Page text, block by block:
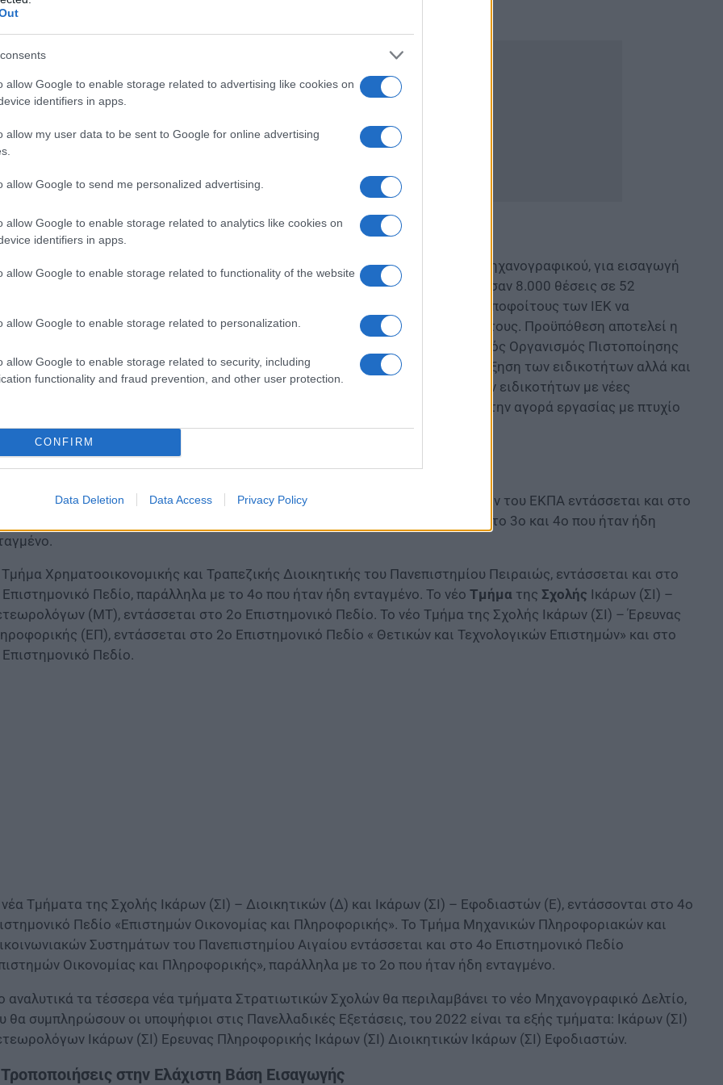
allow Google to enable storage related to advertising like cookies on
identifiers in apps.
allow my user data to be sent to Google for online advertising
allow Google to send me personalized advertising.
allow Google to enable storage related to analytics like cookies on
identifiers in apps.
allow Google to enable storage related to functionality of the website
allow Google to enable storage related to personalization.
allow Google to enable storage related to security, including
functionality and fraud prevention, and other user protection.
CONFIRM
Data Deletion Data Access Privacy Policy
δεύτερο
στις Πανελλαδικές 2022 θα υπάρχει η δυνατότητα υποβολής Παράλληλου Μηχανογραφικού, για εισαγωγή
δημόσια ΙΕΚ. Στις περσινές Πανελλαδικές Εξετάσεις 22.000 άτομα διεκδίκησαν 8.000 θέσεις σε 52
στα Δημόσια ΙΕΚ. Επίσης από εφέτος δίνεται η δυνατότητα στους αποφοίτους των ΙΕΚ να
σε τμήμα ΑΕΙ, το αντικείμενο του οποίου είναι συναφές με το πτυχίο τους. Προϋπόθεση αποτελεί η
του πτυχίου τους μέσω των εξετάσεων που πραγματοποιεί ο Εθνικός Οργανισμός Πιστοποίησης
και Επαγγελματικού Προσανατολισμού (ΕΟΠΠΕΠ). Στόχος είναι η αύξηση των ειδικοτήτων αλλά και
θέσεων εισακτέων στα Δημόσια ΙΕΚ για εφέτος, με παράλληλη ενίσχυση των ειδικοτήτων με νέες
και πιο ελκυστικές για τους νέους που θα αναζητήσουν μία διέξοδο στην αγορά εργασίας με πτυχίο
τα ΙΕΚ.
τμήματα και 4 νέα τμήματα Στρατιωτικών Σχολών
Τμήμα Αγροτικής Ανάπτυξης, Αγροδιατροφής και Διαχείρισης Φυσικών Πόρων του ΕΚΠΑ εντάσσεται και στο
Επιστημονικό Πεδίο « Θετικών και Τεχνολογικών Επιστημών » παράλληλα με το 3ο και 4ο που ήταν ήδη
Χρηματοοικονομικής και Τραπεζικής Διοικητικής του Πανεπιστημίου Πειραιώς, εντάσσεται και στο
Πεδίο, παράλληλα με το 4ο που ήταν ήδη ενταγμένο. Το νέο Τμήμα της Σχολής Ικάρων (ΣΙ) –
(ΜΤ), εντάσσεται στο 2ο Επιστημονικό Πεδίο. Το νέο Τμήμα της Σχολής Ικάρων (ΣΙ) – Έρευνας
(ΕΠ), εντάσσεται στο 2ο Επιστημονικό Πεδίο « Θετικών και Τεχνολογικών Επιστημών» και στο
Πεδίο.
Τμήματα της Σχολής Ικάρων (ΣΙ) – Διοικητικών (Δ) και Ικάρων (ΣΙ) – Εφοδιαστών (Ε), εντάσσονται στο 4ο
Πεδίο «Επιστημών Οικονομίας και Πληροφορικής». Το Τμήμα Μηχανικών Πληροφοριακών και
Συστημάτων του Πανεπιστημίου Αιγαίου εντάσσεται και στο 4ο Επιστημονικό Πεδίο
Οικονομίας και Πληροφορικής», παράλληλα με το 2ο που ήταν ήδη ενταγμένο.
αναλυτικά τα τέσσερα νέα τμήματα Στρατιωτικών Σχολών θα περιλαμβάνει το νέο Μηχανογραφικό Δελτίο,
θα συμπληρώσουν οι υποψήφιοι στις Πανελλαδικές Εξετάσεις, του 2022 είναι τα εξής τμήματα: Ικάρων (ΣΙ)
Ικάρων (ΣΙ) Ερευνας Πληροφορικής Ικάρων (ΣΙ) Διοικητικών Ικάρων (ΣΙ) Εφοδιαστών.
στην Ελάχιστη Βάση Εισαγωγής